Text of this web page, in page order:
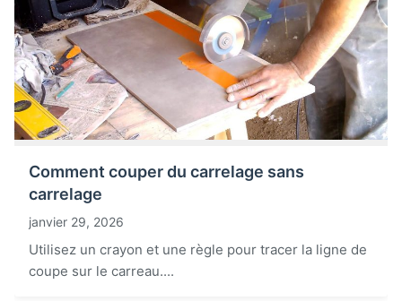
Comment couper du carrelage sans
carrelage
janvier 29, 2026
Utilisez un crayon et une règle pour tracer la ligne de
coupe sur le carreau....